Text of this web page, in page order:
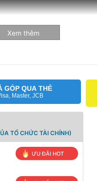
hình Macbook Air
Xem thêm
GÓP QUA THẺ
Master, JCB
TỔ CHỨC TÀI CHÍNH)
ƯU ĐÃI HOT